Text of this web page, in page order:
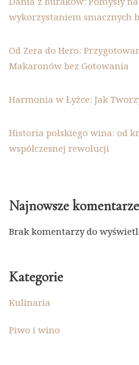
wykorzystaniem smacznych
Od Zera do Hero:
Makaronów bez Gotowania
Harmonia w Łyżce: Jak
Historia polskiego wina: od
współczesnej rewolucji
Najnowsze komentarze
Brak komentarzy do
Kategorie
Kulinaria
Piwo i wino